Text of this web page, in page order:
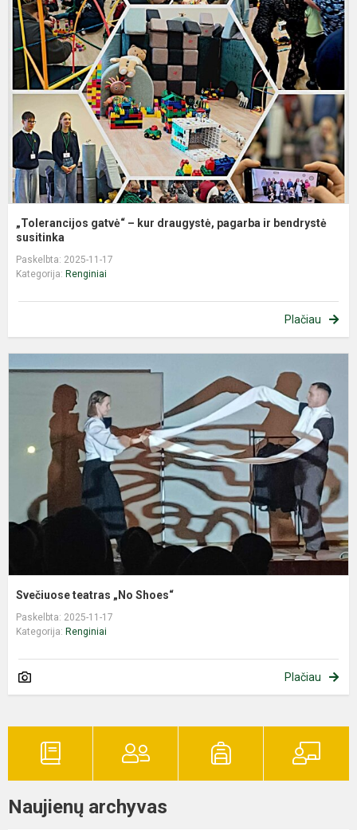
„Tolerancijos gatvė“ – kur draugystė, pagarba ir bendrystė
susitinka
Paskelbta: 2025-11-17
Kategorija: Renginiai
Plačiau
Svečiuose teatras „No Shoes“
Paskelbta: 2025-11-17
Kategorija: Renginiai
Plačiau
Naujienų archyvas